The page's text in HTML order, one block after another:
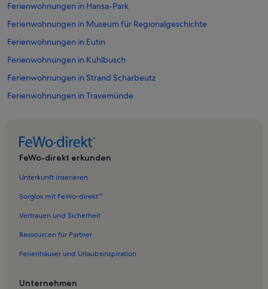
Ferienwohnungen in Hansa-Park
Ferienwohnungen in Museum für Regionalgeschichte
Ferienwohnungen in Eutin
Ferienwohnungen in Kuhlbusch
Ferienwohnungen in Strand Scharbeutz
Ferienwohnungen in Travemünde
Ferienwohnungen in Grömitz
Ferienwohnungen in Hundestrand / Naturstrand
Ferienwohnungen in Groß Meinsdorf
Ferienwohnungen in Scharbeutz
Ferienwohnungen in Gleschendorf
FeWo-direkt erkunden
Unterkunft inserieren
Sorglos mit FeWo-direkt™
Vertrauen und Sicherheit
Ressourcen für Partner
Ferienhäuser und Urlaubsinspiration
Unternehmen